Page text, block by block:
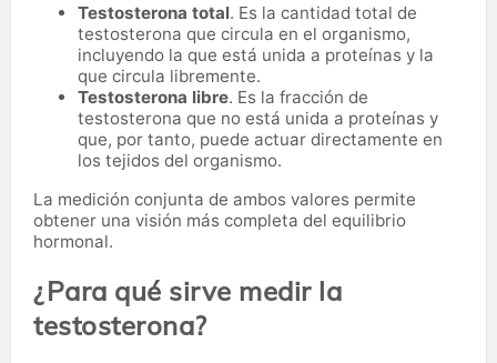
Testosterona total. Es la cantidad total de
testosterona que circula en el organismo,
incluyendo la que está unida a proteínas y la
que circula libremente.
Testosterona libre. Es la fracción de
testosterona que no está unida a proteínas y
que, por tanto, puede actuar directamente en
los tejidos del organismo.
La medición conjunta de ambos valores permite
obtener una visión más completa del equilibrio
hormonal.
¿Para qué sirve medir la
testosterona?